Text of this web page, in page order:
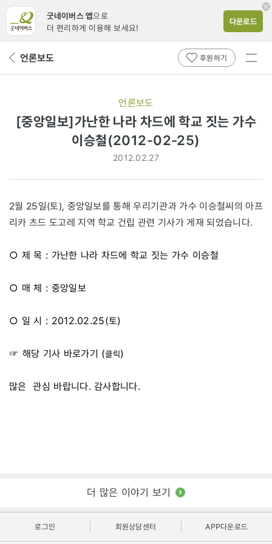
굿네이버스 앱으로
더 편리하게 이용해 보세요!
다운로드
뒤 언론보도 후원하기
전체
언론보도
[중앙일보]가난한 나라 차드에 학교 짓는 가수
이승철(2012-02-25)
2012.02.27
2월 25일(토), 중앙일보를 통해 우리기관과 가수 이승철씨의 아프
리카 츠드 도고레 지역 학교 건립 관련 기사가 게재 되었습니다.
○ 제 목 : 가난한 나라 차드에 학교 짓는 가수 이승철
○ 매 체 : 중앙일보
○ 일 시 : 2012.02.25(토)
☞ 해당 기사 바로가기 (클릭)
많은 관심 바랍니다. 감사합니다.
더 많은 이야기 보기
로그인 회원상담센터 APP다운로드